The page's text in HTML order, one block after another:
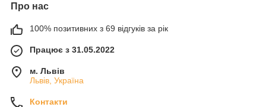
Про нас
100% позитивних з 69 відгуків за рік
Працює з 31.05.2022
м. Львів
Львів, Україна
Контакти